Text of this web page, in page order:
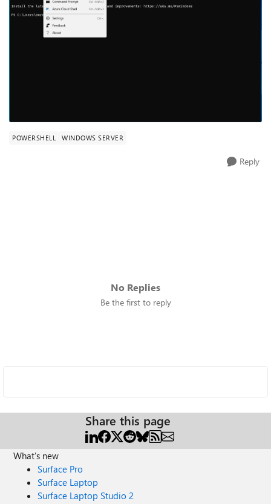
POWERSHELL WINDOWS SERVER
Reply
No Replies
Be the first to reply
Share this page
What's new
Surface Pro
Surface Laptop
Surface Laptop Studio 2